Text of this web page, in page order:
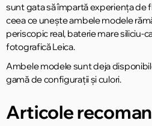
sunt gata să împartă experiența de
ceea ce unește ambele modele
periscopic real, baterie mare siliciu-
fotografică Leica.
Ambele modele sunt deja
gamă de configurații și culori.
Articole